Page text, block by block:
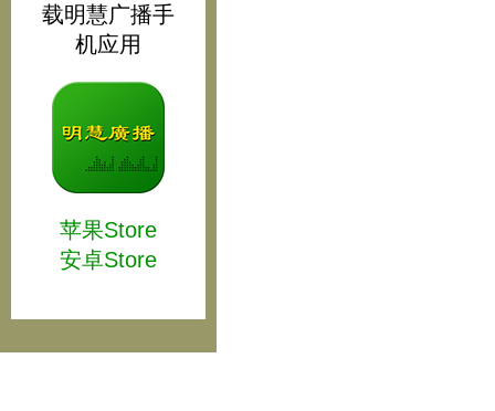
载明慧广播手
机应用
苹果Store
安卓Store